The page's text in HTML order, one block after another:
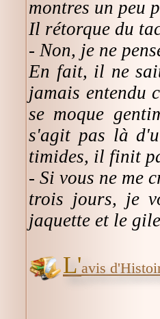
montres un peu
Il rétorque du
- Non, je ne
En fait, il ne
jamais entendu
se moque
s'agit pas là
timides, il finit
- Si vous ne me
trois jours, je
jaquette et le
L'avis